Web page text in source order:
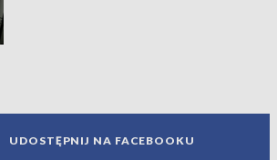
UDOSTĘPNIJ NA FACEBOOKU